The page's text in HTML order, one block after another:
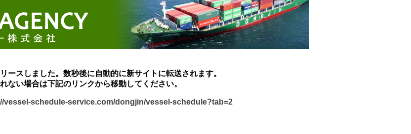
ースしました。数秒後に自動的に新サイトに転送されます。
ない場合は下記のリンクから移動してください。
vessel-schedule-service.com/dongjin/vessel-schedule?tab=2